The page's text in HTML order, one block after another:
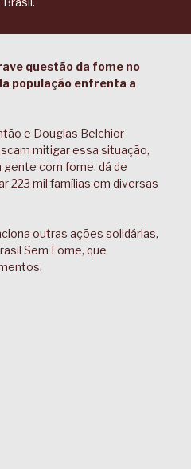
questão da fome no
população enfrenta a
e Douglas Belchior
mitigar essa situação,
gente com fome, dá de
223 mil famílias em diversas
outras ações solidárias,
Sem Fome, que